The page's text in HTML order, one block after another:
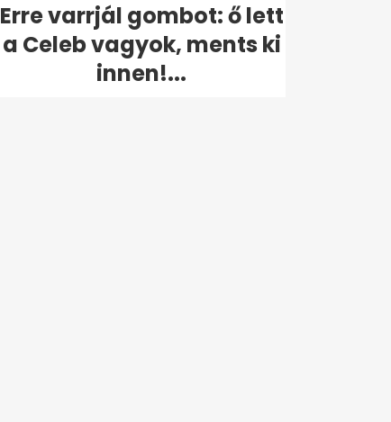
Erre varrjál gombot: ő lett
a Celeb vagyok, ments ki
innen!...